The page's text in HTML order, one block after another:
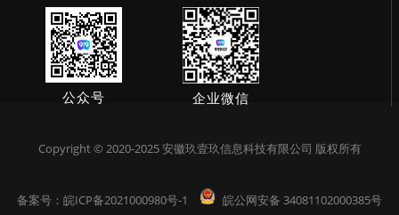
公众号 企业微信
Copyright © 2020-2025 安徽玖壹玖信息科技有限公司 版权所有
备案号： 皖ICP备2021000980号-1 皖公网安备 34081102000385号